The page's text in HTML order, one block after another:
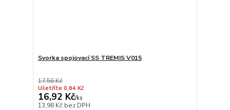
Svorka spojovací SS TREMIS V015
17,56 Kč
Ušetříte 0,64 Kč
16,92 Kč/ks
13,98 Kč bez DPH